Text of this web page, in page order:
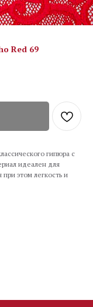
Red 69
гипюра с
идеален для
этом легкость и